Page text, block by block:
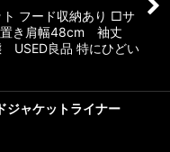
フード収納あり □サ
き肩幅48cm 袖丈
良品 特にひどい
ジャケットライナー